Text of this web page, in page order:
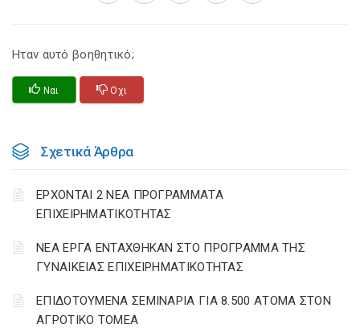
Ηταν αυτό βοηθητικό;
Ναι Οχι
Σχετικά Άρθρα
ΕΡΧΟΝΤΑΙ 2 ΝΕΑ ΠΡΟΓΡΑΜΜΑΤΑ
ΕΠΙΧΕΙΡΗΜΑΤΙΚΟΤΗΤΑΣ
ΝΕΑ ΕΡΓΑ ΕΝΤΑΧΘΗΚΑΝ ΣΤΟ ΠΡΟΓΡΑΜΜΑ ΤΗΣ
ΓΥΝΑΙΚΕΙΑΣ ΕΠΙΧΕΙΡΗΜΑΤΙΚΟΤΗΤΑΣ
ΕΠΙΔΟΤΟΥΜΕΝΑ ΣΕΜΙΝΑΡΙΑ ΓΙΑ 8.500 ΑΤΟΜΑ ΣΤΟΝ
ΑΓΡΟΤΙΚΟ ΤΟΜΕΑ